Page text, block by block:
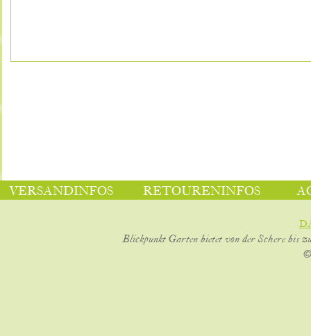
VERSANDINFOS RETOURENINFOS
Blickpunkt Garten bietet von der Schere bis